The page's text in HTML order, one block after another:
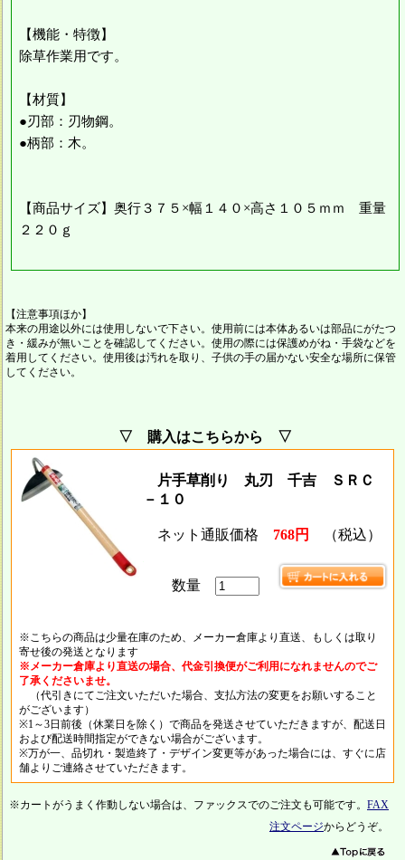
【機能・特徴】
除草作業用です。
【材質】
●刃部：刃物鋼。
●柄部：木。
【商品サイズ】奥行３７５×幅１４０×高さ１０５ｍｍ 重量
２２０ｇ
【注意事項ほか】
本来の用途以外には使用しないで下さい。使用前には本体あるいは部品にがたつ
き・緩みが無いことを確認してください。使用の際には保護めがね・手袋などを
着用してください。使用後は汚れを取り、子供の手の届かない安全な場所に保管
してください。
▽ 購入はこちらから ▽
片手草削り 丸刃 千吉 ＳＲＣ
－１０
ネット通販価格 768円 （税込）
数量
※こちらの商品は少量在庫のため、メーカー倉庫より直送、もしくは取り
寄せ後の発送となります
※メーカー倉庫より直送の場合、代金引換便がご利用になれませんのでご
了承くださいませ。
（代引きにてご注文いただいた場合、支払方法の変更をお願いすること
がございます）
※1～3日前後（休業日を除く）で商品を発送させていただきますが、配送日
および配送時間指定ができない場合がございます。
※万が一、品切れ・製造終了・デザイン変更等があった場合には、すぐに店
舗よりご連絡させていただきます。
※カートがうまく作動しない場合は、ファックスでのご注文も可能です。 FAX
注文ページからどうぞ。